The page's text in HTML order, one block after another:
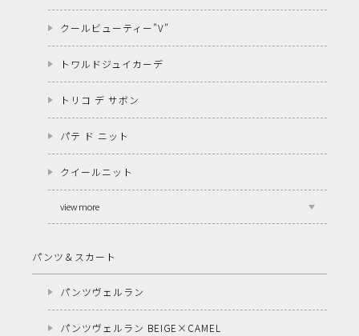
クールビューティー"V"
トワルドジュイカーデ
トリコ デ サボン
パテ ド ニット
クイールニット
view more
パンツ＆スカート
パンツヴェルラン
パンツヴェルラン BEIGE×CAMEL